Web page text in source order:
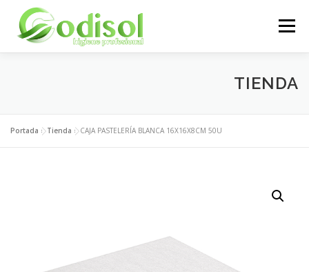
contenido
Menú
ÁREA CLIENTES CONTACTO
TIENDA
Portada »Tienda »CAJA PASTELERÍA BLANCA 16X16X8CM 50U